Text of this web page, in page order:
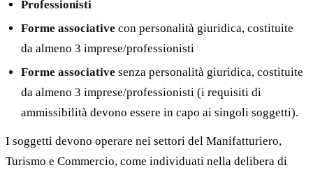
Professionisti
Forme associative con personalità giuridica, costituite
da almeno 3 imprese/professionisti
Forme associative senza personalità giuridica, costituite
da almeno 3 imprese/professionisti (i requisiti di
ammissibilità devono essere in capo ai singoli soggetti).
I soggetti devono operare nei settori del Manifatturiero,
Turismo e Commercio, come individuati nella delibera di